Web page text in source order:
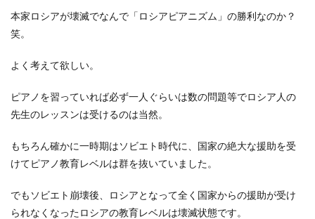
本家ロシアが壊滅でなんで「ロシアピアニズム」の勝利なのか？
笑。
よく考えて欲しい。
ピアノを習っていれば必ず一人ぐらいは数の問題等でロシア人の
先生のレッスンは受けるのは当然。
もちろん確かに一時期はソビエト時代に、国家の絶大な援助を受
けてピアノ教育レベルは群を抜いていました。
でもソビエト崩壊後、ロシアとなって全く国家からの援助が受け
られなくなったロシアの教育レベルは壊滅状態です。